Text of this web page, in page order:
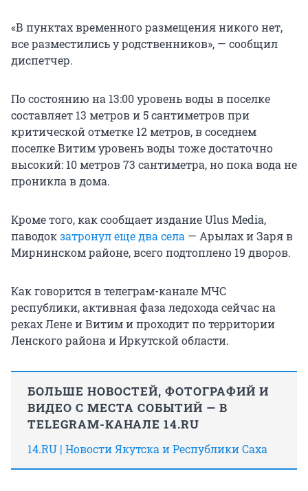
«В пунктах временного размещения никого нет,
все разместились у родственников», — сообщил
диспетчер.
По состоянию на 13:00 уровень воды в поселке
составляет 13 метров и 5 сантиметров при
критической отметке 12 метров, в соседнем
поселке Витим уровень воды тоже достаточно
высокий: 10 метров 73 сантиметра, но пока вода не
проникла в дома.
Кроме того, как сообщает издание Ulus Media,
паводокзатронул еще два села — Арылах и Заря в
Мирнинском районе, всего подтоплено 19 дворов.
Как говорится в телеграм-канале МЧС
республики, активная фаза ледохода сейчас на
реках Лене и Витим и проходит по территории
Ленского района и Иркутской области.
БОЛЬШЕ НОВОСТЕЙ, ФОТОГРАФИЙ И
ВИДЕО С МЕСТА СОБЫТИЙ — В
TELEGRAM-КАНАЛЕ 14.RU
14.RU | Новости Якутска и Республики Саха